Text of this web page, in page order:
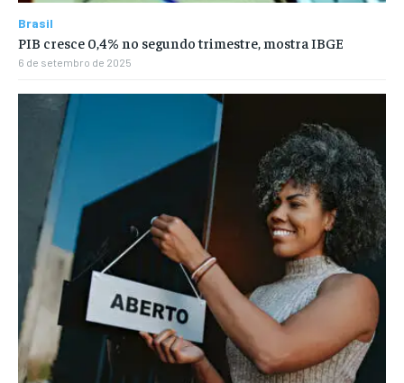
Brasil
PIB cresce 0,4% no segundo trimestre, mostra IBGE
6 de setembro de 2025